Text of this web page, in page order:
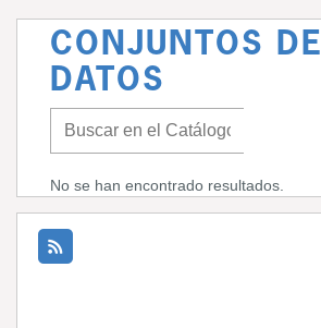
CONJUNTOS DE
DATOS
No se han encontrado resultados.